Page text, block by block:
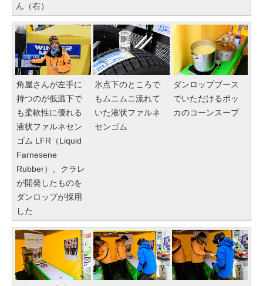
ん（右）
角屋さんが左手に
持つのが低温下で
も柔軟性に優れる
液状ファルネセン
ゴム LFR（Liquid
Farnesene
Rubber）。クラレ
が開発したものを
ダンロップが採用
した
氷点下のところで
もムニムニ流れて
いた液状ファルネ
センゴム
ダンロップブース
でいただけるポッ
カのコーンスープ